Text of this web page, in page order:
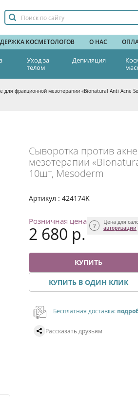
КОСМЕТОЛОГОВ О НАС
Уход за
телом
Депиляция
для фракционной мезотерапии «Bionatural Anti Acne
Сыворотка против
мезотерапии
10шт, Mesoderm
Артикул : 424174K
Розничная цена
2 680 р.
Цена для
авторизации
КУПИТЬ
КУПИТЬ В ОДИН КЛИК
Бесплатная доставка:
Рассказать друзьям